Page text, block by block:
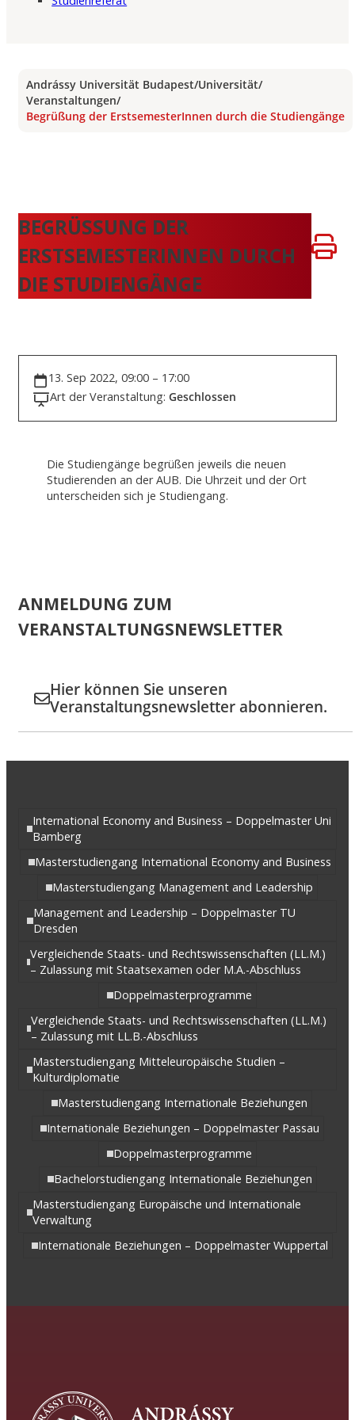
Andrássy Universität Budapest/Universität/
Veranstaltungen/
Begrüßung der ErstsemesterInnen durch die Studiengänge
BEGRÜSSUNG DER E
RSTSEMESTERINNEN DURCH D
IE STUDIENGÄNGE
13. Sep 2022, 09:00 – 17:00
Art der Veranstaltung: Geschlossen
Die Studiengänge begrüßen jeweils die neuen
Studierenden an der AUB. Die Uhrzeit und der Ort
unterscheiden sich je Studiengang.
ANMELDUNG ZUM
VERANSTALTUNGSNEWSLETTER
Hier können Sie unseren
Veranstaltungsnewsletter abonnieren.
International Economy and Business – Doppelmaster Uni
Bamberg
Masterstudiengang International Economy and Business
Masterstudiengang Management and Leadership
Management and Leadership – Doppelmaster TU
Dresden
Vergleichende Staats- und Rechtswissenschaften (LL.M.)
– Zulassung mit Staatsexamen oder M.A.-Abschluss
Doppelmasterprogramme
Vergleichende Staats- und Rechtswissenschaften (LL.M.)
– Zulassung mit LL.B.-Abschluss
Masterstudiengang Mitteleuropäische Studien –
Kulturdiplomatie
Masterstudiengang Internationale Beziehungen
Internationale Beziehungen – Doppelmaster Passau
Doppelmasterprogramme
Bachelorstudiengang Internationale Beziehungen
Masterstudiengang Europäische und Internationale
Verwaltung
Internationale Beziehungen – Doppelmaster Wuppertal